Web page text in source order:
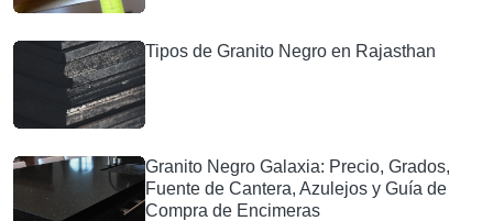
Tipos de Granito Negro en Rajasthan
Granito Negro Galaxia: Precio, Grados,
Fuente de Cantera, Azulejos y Guía de
Compra de Encimeras